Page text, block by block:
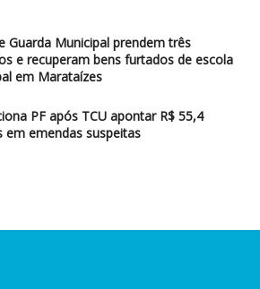
Guarda Municipal prendem três
e recuperam bens furtados de escola
em Marataízes
PF após TCU apontar R$ 55,4
em emendas suspeitas